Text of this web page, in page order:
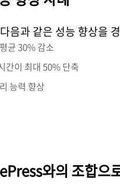
음과 같은 성능 향상을
균 30% 감소
간이 최대 50% 단축
능력 향상
와의 조합으